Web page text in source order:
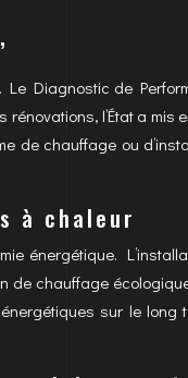
Diagnostic de
l’État a mis
chauffage ou
à chaleur
énergétique.
chauffage
sur le long